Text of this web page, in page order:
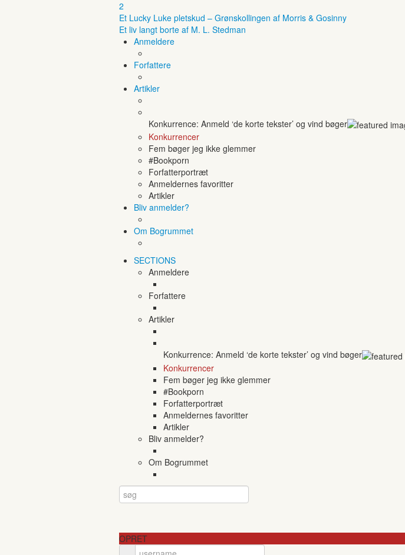
2
Et Lucky Luke pletskud – Grønskollingen af Morris & Gosinny
Et liv langt borte af M. L. Stedman
Anmeldere
Forfattere
Artikler
Konkurrence: Anmeld ‘de korte tekster’ og vind bøger
Konkurrencer
Fem bøger jeg ikke glemmer
#Bookporn
Forfatterportræt
Anmeldernes favoritter
Artikler
Bliv anmelder?
Om Bogrummet
SECTIONS
Anmeldere
Forfattere
Artikler
Konkurrence: Anmeld ‘de korte tekster’ og vind bøger
Konkurrencer
Fem bøger jeg ikke glemmer
#Bookporn
Forfatterportræt
Anmeldernes favoritter
Artikler
Bliv anmelder?
Om Bogrummet
OPRET